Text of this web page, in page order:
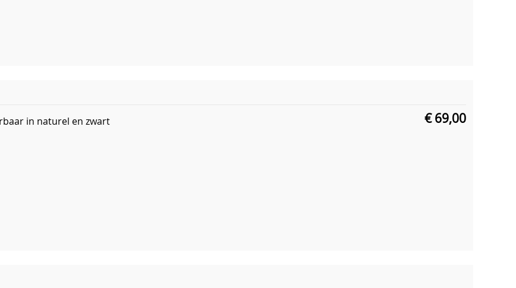
in naturel en zwart € 69,00